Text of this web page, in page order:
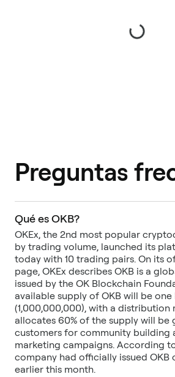
Preguntas
Qué es OKB?
OKEx, the 2nd most popular
by trading volume, launched its
today with 10 trading pairs. On its
page, OKEx describes OKB is a
issued by the OK Blockchain
available supply of OKB will be
(1,000,000,000), with a distribution
allocates 60% of the supply will be
customers for community building
marketing campaigns. According
company had officially issued OKB
earlier this month.